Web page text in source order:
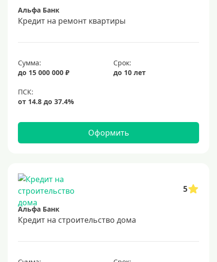
Срок
Долгосрочные
2 года
3 года
4 года
9 лет
10 лет
15 лет
20 лет
25 лет
30 лет
Альфа Банк
Кредит на ремонт квартиры
Сумма:
до 15 000 000 ₽
Срок:
до 10 лет
Оформить
5
Альфа Банк
Кредит на строительство дома